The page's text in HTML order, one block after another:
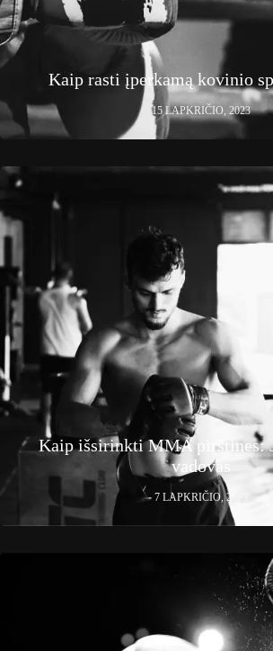
Kaip rasti įperkamą kovinio
15 LAPKRIČIO, 2023
Kaip išsirinkti MMA pirštines:
vadovas
7 LAPKRIČIO, 2023